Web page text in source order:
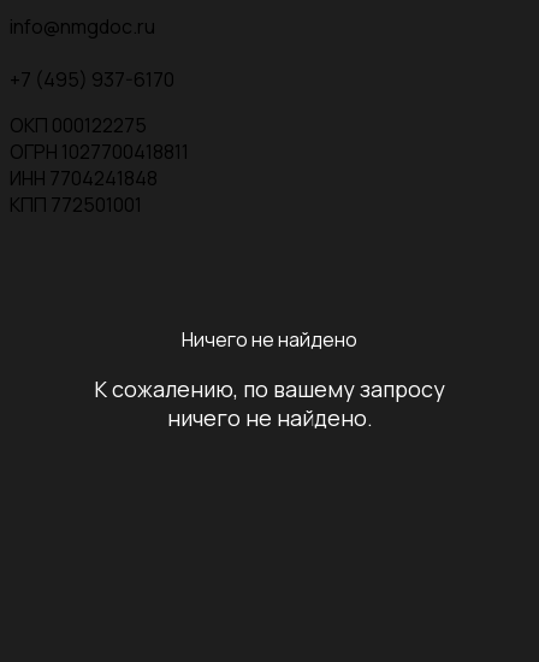
info@nmgdoc.ru
+7 (495) 937-6170
ОКП 000122275
ОГРН 1027700418811
ИНН 7704241848
КПП 772501001
Ничего не найдено
К сожалению, по вашему запросу
ничего не найдено.